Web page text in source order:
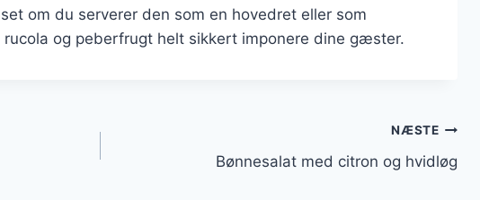
om du serverer den som en hovedret eller som
og peberfrugt helt sikkert imponere dine gæster.
NÆSTE
Bønnesalat med citron og hvidløg